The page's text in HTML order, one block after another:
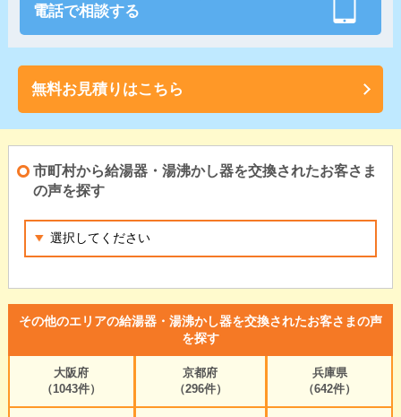
電話で相談する
無料お見積りはこちら
市町村から給湯器・湯沸かし器を交換されたお客さま
の声を探す
その他のエリアの給湯器・湯沸かし器を交換されたお客さまの声
を探す
大阪府
（1043件）
京都府
（296件）
兵庫県
（642件）